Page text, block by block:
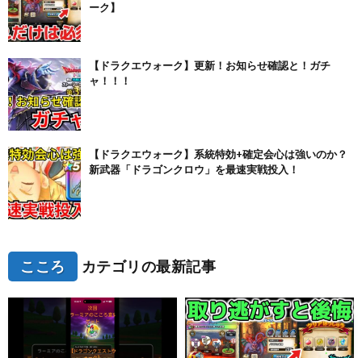
ーク】
【ドラクエウォーク】更新！お知らせ確認と！ガチ
ャ！！！
【ドラクエウォーク】系統特効+確定会心は強いのか？
新武器「ドラゴンクロウ」を最速実戦投入！
こころ カテゴリの最新記事